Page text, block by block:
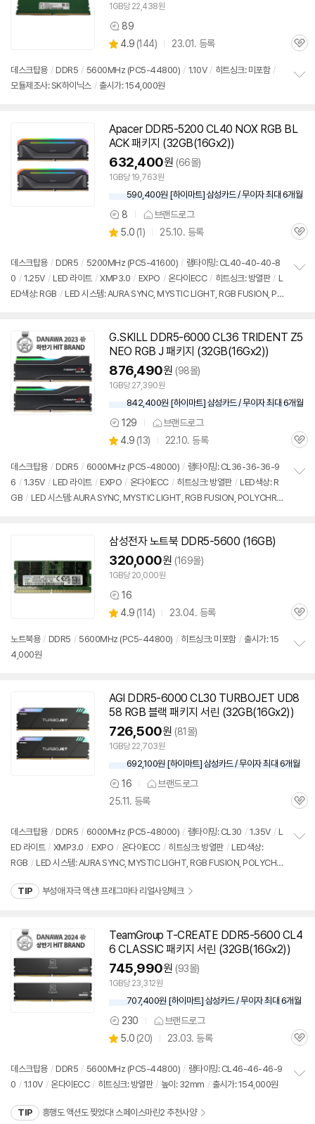
1GB당 22,438원
상
품
견
89
별
점
4.9 (상
리
뷰
144) 23.01. 등록
관
데스크탑용 / DDR5 / 5600MHz (PC5-44800) / 1.10V / 히트싱크: 미포함 /
모듈제조사: SK하이닉스 / 출시가: 154,000원
Apacer DDR5-5200 CL40 NOX RGB BL
ACK 패키지 (32GB(16Gx2))
632,400원 (66몰)
1GB당 19,763원
590,400원 [하이마트] 삼성카드 / 무이자 최대 6개월
상
품
견
8 브랜드로그
별
5.0 (상
리
뷰
1) 25.10. 등록
관
데스크탑용 / DDR5 / 5200MHz (PC5-41600) / 램타이밍: CL40-40-40-8
0 / 1.25V / LED 라이트 / XMP3.0 / EXPO / 온다이ECC / 히트싱크: 방열판 / L
ED색상: RGB / LED 시스템: AURA SYNC, MYSTIC LIGHT, RGB FUSION, PO
기
G.SKILL DDR5-6000 CL36 TRIDENT Z5
NEO RGB J 패키지 (32GB(16Gx2))
876,490원 (98몰)
1GB당 27,390원
842,400원 [하이마트] 삼성카드 / 무이자 최대 6개월
상
품
견
129 브랜드로그
별
점
4.9 (상
리
뷰
13) 22.10. 등록
관
상
데스크탑용 / DDR5 / 6000MHz (PC5-48000) / 램타이밍: CL36-36-36-9
6 / 1.35V / LED 라이트 / EXPO / 온다이ECC / 히트싱크: 방열판 / LED색상: R
GB / LED 시스템: AURA SYNC, MYSTIC LIGHT, RGB FUSION, POLYCHRO
삼성전자 노트북 DDR5-5600 (16GB)
320,000원 (169몰)
1GB당 20,000원
상
품
견
16
별
점
4.9 (상
리
114) 23.04. 등록
관
노트북용 / DDR5 / 5600MHz (PC5-44800) / 히트싱크: 미포함 / 출시가: 15
4,000원
AGI DDR5-6000 CL30 TURBOJET UD8
58 RGB 블랙 패키지 서린 (32GB(16Gx2))
726,500원 (81몰)
1GB당 22,703원
692,100원 [하이마트] 삼성카드 / 무이자 최대 6개월
상
품
견
16
브랜드로그
25.11. 등록
관
데스크탑용 / DDR5 / 6000MHz (PC5-48000) / 램타이밍: CL30 / 1.35V / L
ED 라이트 / XMP3.0 / EXPO / 온다이ECC / 히트싱크: 방열판 / LED색상:
RGB / LED 시스템: AURA SYNC, MYSTIC LIGHT, RGB FUSION, POLYCHR
TIP 부성애 자극 액션! 프래그마타 리얼사양체크
TeamGroup T-CREATE DDR5-5600 CL4
6 CLASSIC 패키지 서린 (32GB(16Gx2))
745,990원 (93몰)
1GB당 23,312원
707,400원 [하이마트] 삼성카드 / 무이자 최대 6개월
상
품
견
230 브랜드로그
별
5.0 (상
리
뷰
20) 23.03. 등록
관
상
데스크탑용 / DDR5 / 5600MHz (PC5-44800) / 램타이밍: CL46-46-46-9
0 / 1.10V / 온다이ECC / 히트싱크: 방열판 / 높이: 32mm / 출시가: 154,000원
TIP 흥행도 액션도 찢었다! 스페이스마린2 추천사양
세부정보 열기/접기